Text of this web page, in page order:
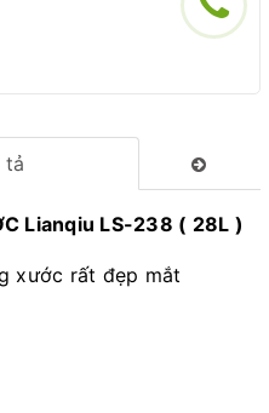
tả
Lianqiu LS-238 ( 28L )
xước rất đẹp mắt